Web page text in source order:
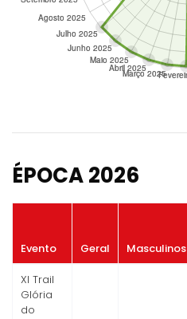
ÉPOCA 2026
Evento Geral Masculinos
XI Trail
Glória
do